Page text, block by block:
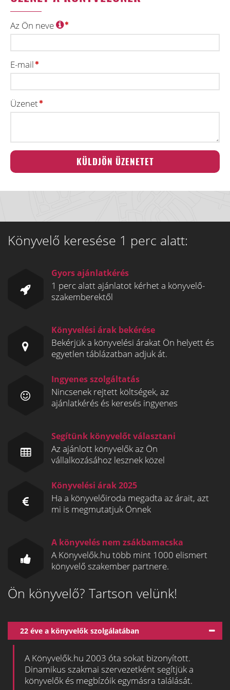
Az Ön neve
E-mail
Üzenet
Könyvelő keresése 1 perc alatt:
Gyors ajánlatkérés
1 perc alatt ajánlatot kérhet a könyvelő-
szakemberektől
Könyvelési árak bekérése
Bekérjük a könyvelési árakat Ön helyett és
egyetlen táblázatban adjuk át.
Ingyenes szolgáltatás
Nincsenek rejtett költségek, az
ajánlatkérés és keresés ingyenes
Segítünk könyvelőt választani
Az ajánlott könyvelők az Ön
vállalkozásához lesznek közel
Könyvelési árak 2025
Ha a könyvelőiroda megadta az árait, azt
mi is megmutatjuk Önnek
A könyvelés nem zsákbamacska
A Könyvelők.hu több mint 1000 elismert
könyvelő szakember partnere.
Ön könyvelő? Tartson velünk!
22 éve a könyvelők szolgálatában
A Könyvelők.hu 2003 óta sokat bizonyított.
Dinamikus szakmai szervezetként segítjük a
könyvelők és megbízóik egymásra találását.